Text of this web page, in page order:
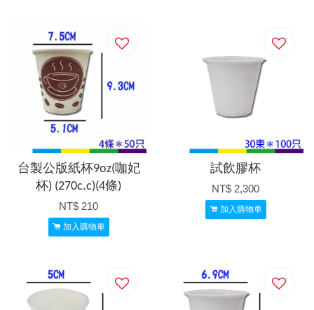
台製公版紙杯9oz(咖妃
杯) (270c.c)(4條)
NT$ 210
加入購物車
試飲膠杯
NT$ 2,300
加入購物車